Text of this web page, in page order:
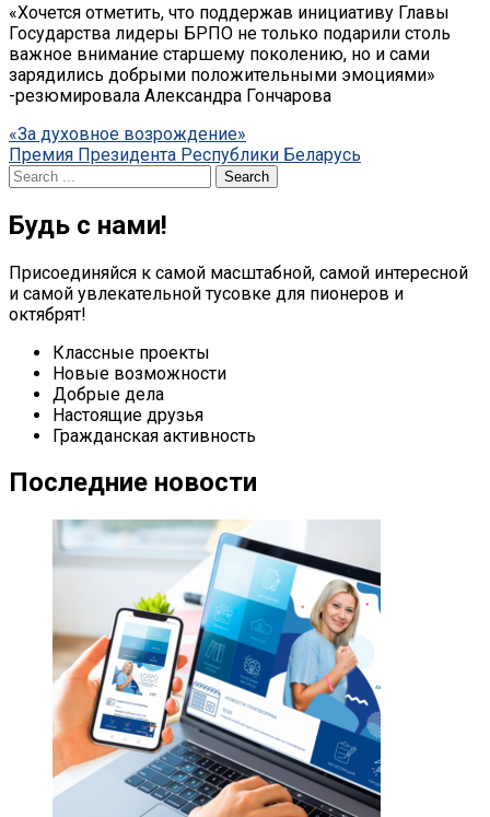
«Хочется отметить, что поддержав инициативу Главы
Государства лидеры БРПО не только подарили столь
важное внимание старшему поколению, но и сами
зарядились добрыми положительными эмоциями»
-резюмировала Александра Гончарова
Post
navigation
«За духовное возрождение»
Премия Президента Республики Беларусь
Search
for:
Будь с нами!
Присоединяйся к самой масштабной, самой интересной
и самой увлекательной тусовке для пионеров и
октябрят!
Классные проекты
Новые возможности
Добрые дела
Настоящие друзья
Гражданская активность
Последние новости